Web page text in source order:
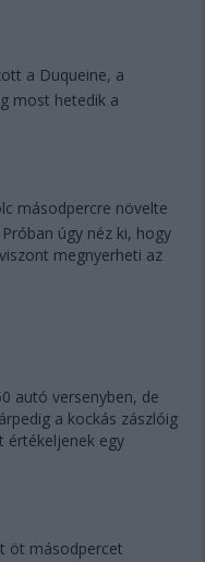
a Duqueine, a
most hetedik a
másodpercre növelte
úgy néz ki, hogy
megnyerheti az
autó versenyben, de
a kockás zászlóig
értékeljenek egy
öt másodpercet